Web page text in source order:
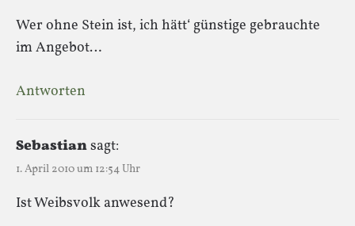
Wer ohne Stein ist, ich hätt‘ günstige gebrauchte
im Angebot…
Antworten
Sebastiansagt:
1. April 2010 um 12:54 Uhr
Ist Weibsvolk anwesend?